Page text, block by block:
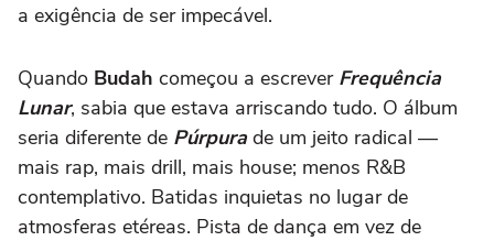
a exigência de ser impecável.
Quando Budah começou a escrever Frequência
Lunar, sabia que estava arriscando tudo. O álbum
seria diferente de Púrpurade um jeito radical —
mais rap, mais drill, mais house; menos R&B
contemplativo. Batidas inquietas no lugar de
atmosferas etéreas. Pista de dança em vez de